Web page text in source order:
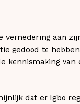
vernedering aan
gedood te
kennismaking
dat er Igbo